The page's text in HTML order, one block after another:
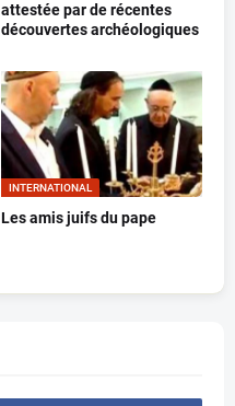
attestée par de récentes
découvertes archéologiques
INTERNATIONAL
Les amis juifs du pape